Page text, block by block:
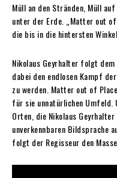
Müll an den Stränden, Müll
unter der Erde. „Matter out
die bis in die hintersten
Nikolaus Geyrhalter folgt
dabei den endlosen Kampf
zu werden. Matter out of
für sie unnatürlichen Umfeld.
Orten, die Nikolaus
unverkennbaren Bildsprache
folgt der Regisseur den